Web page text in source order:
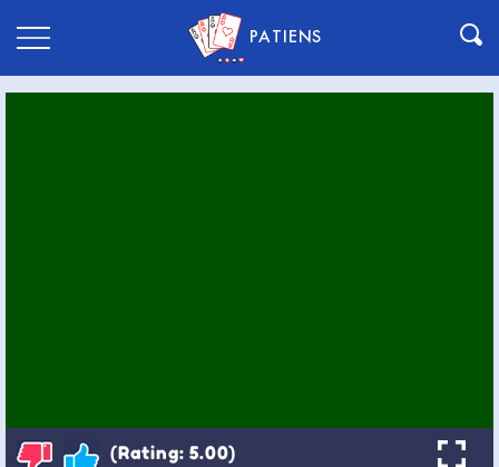
PATIENS
(Rating: 5.00)